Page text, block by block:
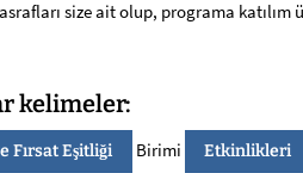
size ait olup, programa katılım
kelimeler:
Fırsat Eşitliği Birimi Etkinlikleri